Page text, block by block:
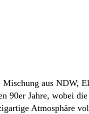
aus NDW,
90er Jahre, wobei
Atmosphäre